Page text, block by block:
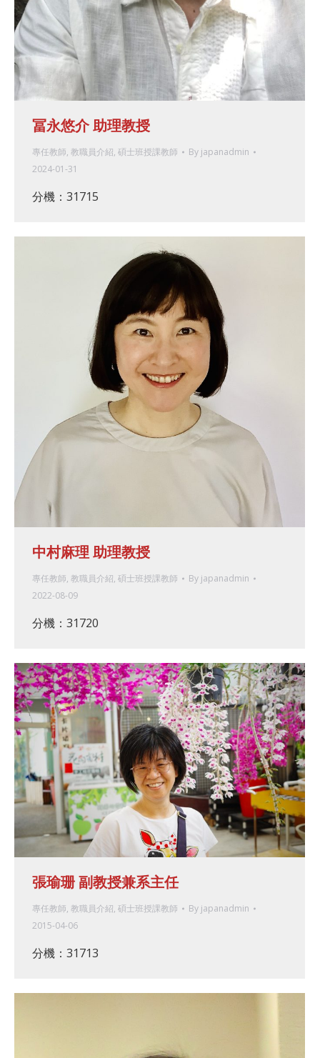
冨永悠介 助理教授
專任教師, 教職員介紹, 碩士班授課教師 By japanadmin
2024-01-31
分機：31715
中村麻理 助理教授
專任教師, 教職員介紹, 碩士班授課教師 By japanadmin
2022-08-09
分機：31720
張瑜珊 副教授兼系主任
專任教師, 教職員介紹, 碩士班授課教師 By japanadmin
2015-04-06
分機：31713